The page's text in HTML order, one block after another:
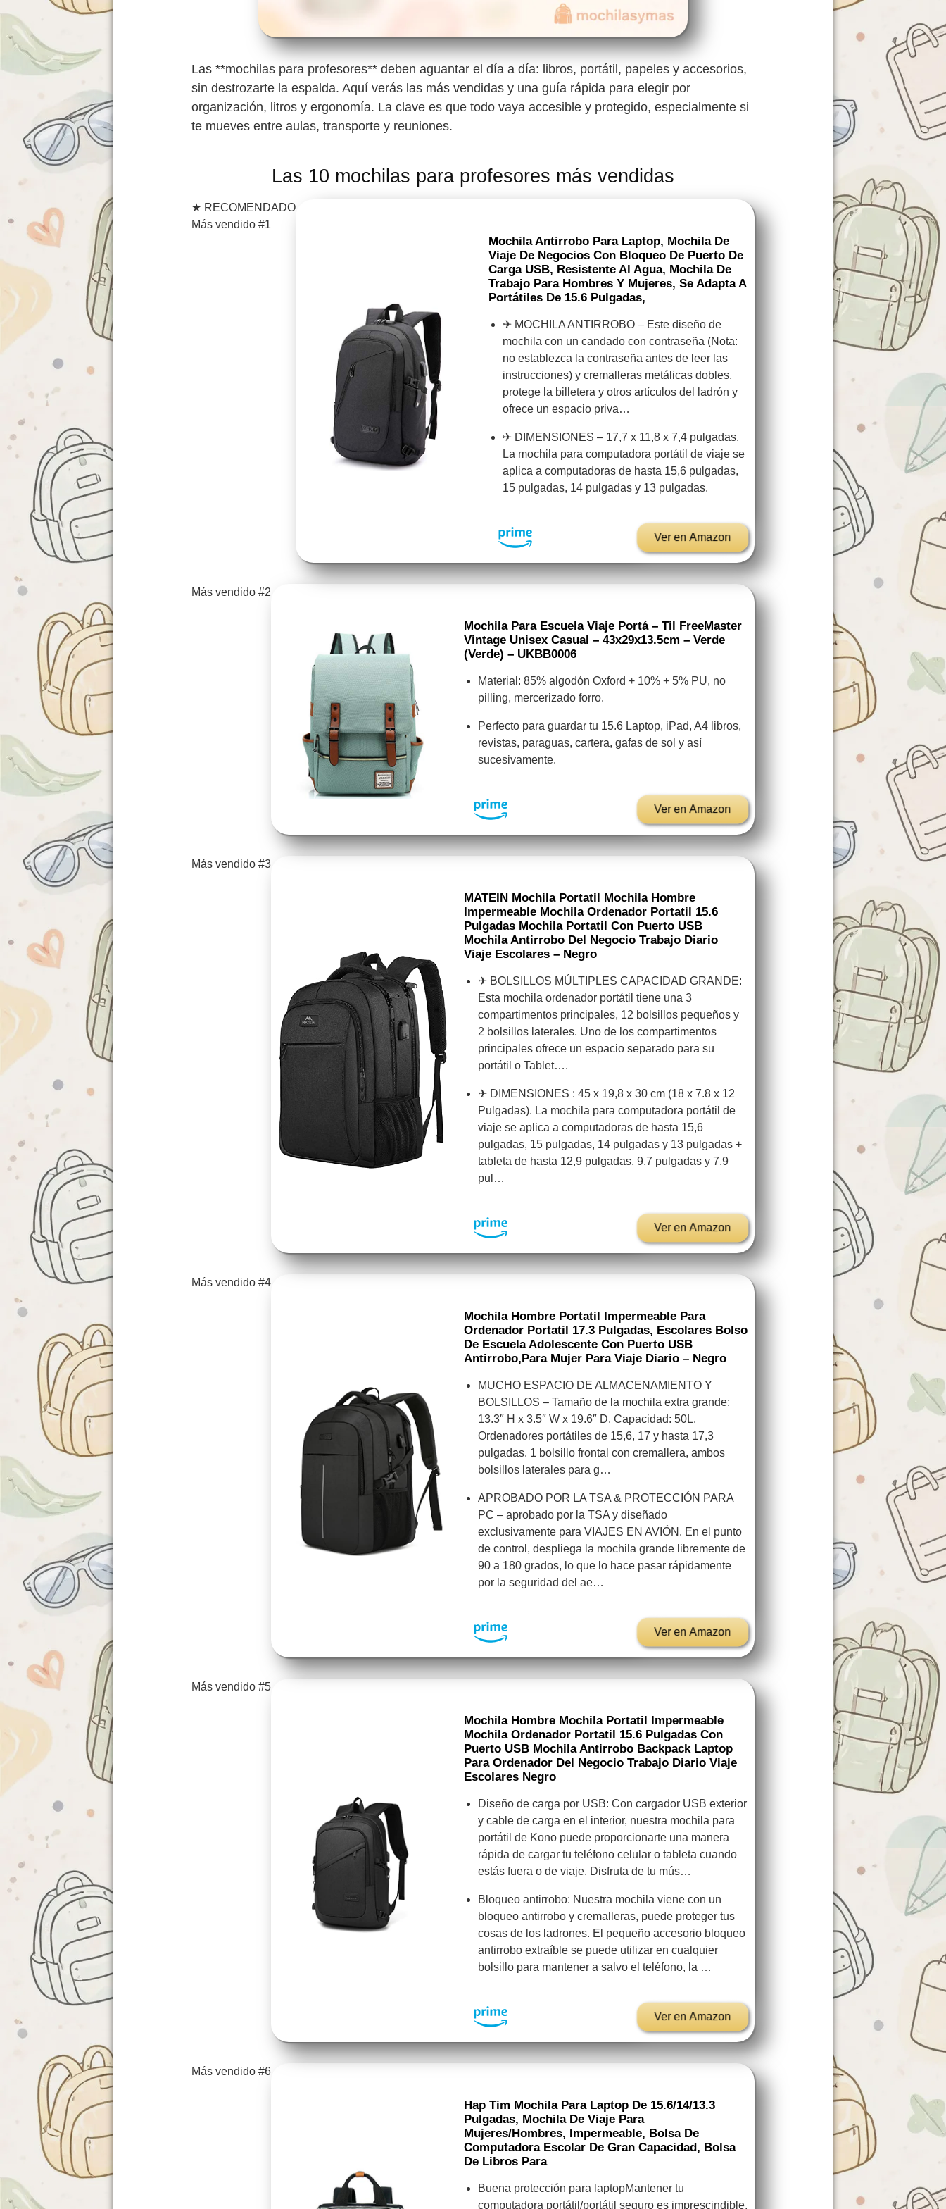
Las **mochilas para profesores** deben aguantar el día a día: libros, portátil, papeles y accesorios,
sin destrozarte la espalda. Aquí verás las más vendidas y una guía rápida para elegir por
organización, litros y ergonomía. La clave es que todo vaya accesible y protegido, especialmente si
te mueves entre aulas, transporte y reuniones.
Las 10 mochilas para profesores más vendidas
★ RECOMENDADO
Más vendido #1
Mochila Antirrobo Para Laptop, Mochila De
Viaje De Negocios Con Bloqueo De Puerto De
Carga USB, Resistente Al Agua, Mochila De
Trabajo Para Hombres Y Mujeres, Se Adapta A
Portátiles De 15.6 Pulgadas,
✈ MOCHILA ANTIRROBO – Este diseño de
mochila con un candado con contraseña (Nota:
no establezca la contraseña antes de leer las
instrucciones) y cremalleras metálicas dobles,
protege la billetera y otros artículos del ladrón y
ofrece un espacio priva…
✈ DIMENSIONES – 17,7 x 11,8 x 7,4 pulgadas.
La mochila para computadora portátil de viaje se
aplica a computadoras de hasta 15,6 pulgadas,
15 pulgadas, 14 pulgadas y 13 pulgadas.
Ver en Amazon
Más vendido #2
Mochila Para Escuela Viaje Portá – Til FreeMaster
Vintage Unisex Casual – 43x29x13.5cm – Verde
(verde) – UKBB0006
Material: 85% algodón Oxford + 10% + 5% PU, no
pilling, mercerizado forro.
Perfecto para guardar tu 15.6 Laptop, iPad, A4 libros,
revistas, paraguas, cartera, gafas de sol y así
sucesivamente.
Ver en Amazon
Más vendido #3
MATEIN Mochila Portatil Mochila Hombre
Impermeable Mochila Ordenador Portatil 15.6
Pulgadas Mochila Portatil Con Puerto USB
Mochila Antirrobo Del Negocio Trabajo Diario
Viaje Escolares – Negro
✈ BOLSILLOS MÚLTIPLES CAPACIDAD GRANDE:
Esta mochila ordenador portátil tiene una 3
compartimentos principales, 12 bolsillos pequeños y
2 bolsillos laterales. Uno de los compartimentos
principales ofrece un espacio separado para su
portátil o Tablet….
✈ DIMENSIONES : 45 x 19,8 x 30 cm (18 x 7.8 x 12
Pulgadas). La mochila para computadora portátil de
viaje se aplica a computadoras de hasta 15,6
pulgadas, 15 pulgadas, 14 pulgadas y 13 pulgadas +
tableta de hasta 12,9 pulgadas, 9,7 pulgadas y 7,9
pul…
Ver en Amazon
Más vendido #4
Mochila Hombre Portatil Impermeable Para
Ordenador Portatil 17.3 Pulgadas, Escolares Bolso
De Escuela Adolescente Con Puerto USB
Antirrobo,para Mujer Para Viaje Diario – Negro
MUCHO ESPACIO DE ALMACENAMIENTO Y
BOLSILLOS – Tamaño de la mochila extra grande:
13.3″ H x 3.5″ W x 19.6″ D. Capacidad: 50L.
Ordenadores portátiles de 15,6, 17 y hasta 17,3
pulgadas. 1 bolsillo frontal con cremallera, ambos
bolsillos laterales para g…
APROBADO POR LA TSA & PROTECCIÓN PARA
PC – aprobado por la TSA y diseñado
exclusivamente para VIAJES EN AVIÓN. En el punto
de control, despliega la mochila grande libremente de
90 a 180 grados, lo que lo hace pasar rápidamente
por la seguridad del ae…
Ver en Amazon
Más vendido #5
Mochila Hombre Mochila Portatil Impermeable
Mochila Ordenador Portatil 15.6 Pulgadas Con
Puerto USB Mochila Antirrobo Backpack Laptop
Para Ordenador Del Negocio Trabajo Diario Viaje
Escolares Negro
Diseño de carga por USB: Con cargador USB exterior
y cable de carga en el interior, nuestra mochila para
portátil de Kono puede proporcionarte una manera
rápida de cargar tu teléfono celular o tableta cuando
estás fuera o de viaje. Disfruta de tu mús…
Bloqueo antirrobo: Nuestra mochila viene con un
bloqueo antirrobo y cremalleras, puede proteger tus
cosas de los ladrones. El pequeño accesorio bloqueo
antirrobo extraíble se puede utilizar en cualquier
bolsillo para mantener a salvo el teléfono, la …
Ver en Amazon
Más vendido #6
Hap Tim Mochila Para Laptop De 15.6/14/13.3
Pulgadas, Mochila De Viaje Para
Mujeres/hombres, Impermeable, Bolsa De
Computadora Escolar De Gran Capacidad, Bolsa
De Libros Para
Buena protección para laptopMantener tu
computadora portátil/portátil seguro es imprescindible,